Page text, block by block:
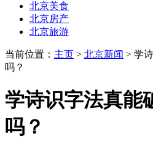
北京美食
北京房产
北京旅游
当前位置： 主页 > 北京新闻 > 学
吗？
学诗识字法真能
吗？